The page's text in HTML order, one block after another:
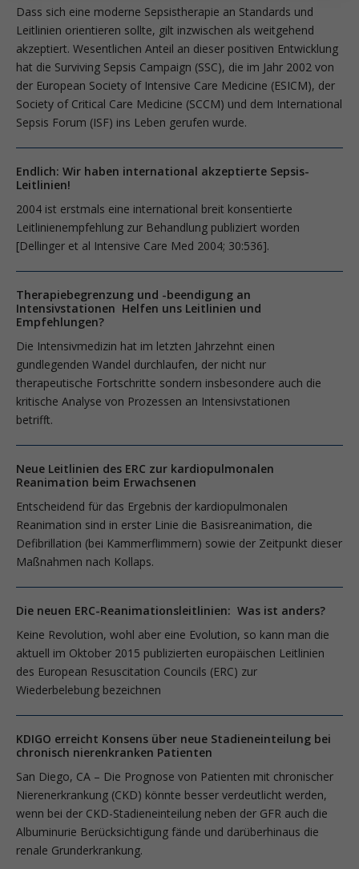
Dass sich eine moderne Sepsistherapie an Standards und
Leitlinien orientieren sollte, gilt inzwischen als weitgehend
akzeptiert. Wesentlichen Anteil an dieser positiven Entwicklung
hat die Surviving Sepsis Campaign (SSC), die im Jahr 2002 von
der European Society of Intensive Care Medicine (ESICM), der
Society of Critical Care Medicine (SCCM) und dem International
Sepsis Forum (ISF) ins Leben gerufen wurde.
Endlich: Wir haben international akzeptierte Sepsis-
Leitlinien!
2004 ist erstmals eine international breit konsentierte
Leitlinienempfehlung zur Behandlung publiziert worden
[Dellinger et al Intensive Care Med 2004; 30:536].
Therapiebegrenzung und -beendigung an
Intensivstationen Helfen uns Leitlinien und
Empfehlungen?
Die Intensivmedizin hat im letzten Jahrzehnt einen
gundlegenden Wandel durchlaufen, der nicht nur
therapeutische Fortschritte sondern insbesondere auch die
kritische Analyse von Prozessen an Intensivstationen
betrifft.
Neue Leitlinien des ERC zur kardiopulmonalen
Reanimation beim Erwachsenen
Entscheidend für das Ergebnis der kardiopulmonalen
Reanimation sind in erster Linie die Basisreanimation, die
Defibrillation (bei Kammerflimmern) sowie der Zeitpunkt dieser
Maßnahmen nach Kollaps.
Die neuen ERC-Reanimationsleitlinien: Was ist anders?
Keine Revolution, wohl aber eine Evolution, so kann man die
aktuell im Oktober 2015 publizierten europäischen Leitlinien
des European Resuscita­tion Councils (ERC) zur
Wiederbelebung bezeichnen
KDIGO erreicht Konsens über neue Stadieneinteilung bei
chronisch nierenkranken Patienten
San Diego, CA – Die Prognose von Patienten mit chronischer
Nierenerkrankung (CKD) könnte besser verdeutlicht werden,
wenn bei der CKD-Stadieneinteilung neben der GFR auch die
Albuminurie Berücksichtigung fände und darüberhinaus die
renale Grunderkrankung.